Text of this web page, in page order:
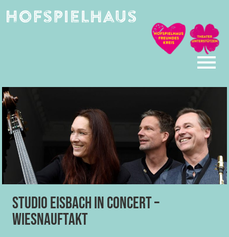
Studio EISBACH in Concert –
Wiesnauftakt